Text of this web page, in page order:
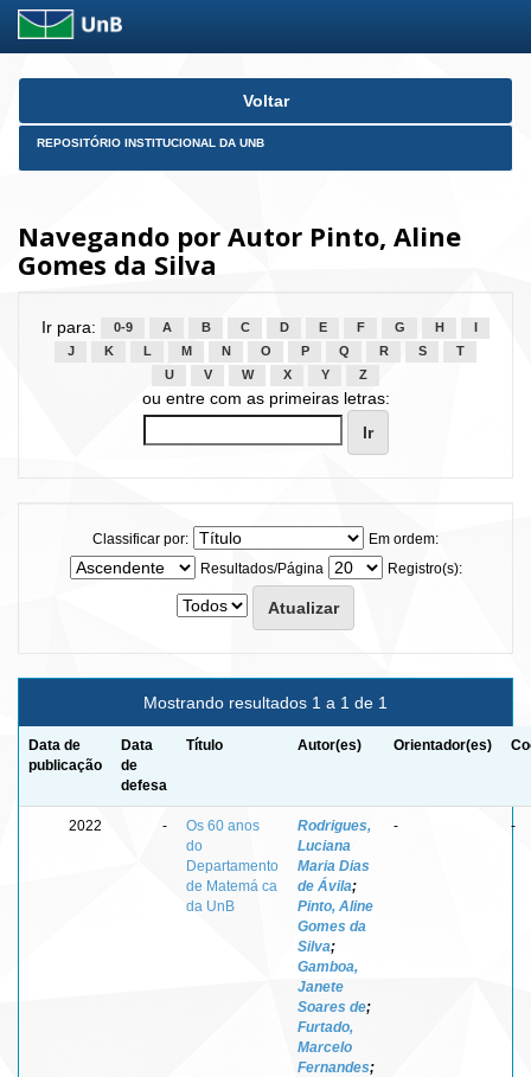
Skip
Voltar
REPOSITÓRIO INSTITUCIONAL DA UNB
Navegando por Autor Pinto, Aline
Gomes da Silva
Ir para: 0-9 A B C D E F G H
J
K L M N O P Q R S
T
U
V W X Y Z
ou entre com as primeiras letras:
Classificar por:
Em ordem:
Resultados/Página
Registro(s):
Mostrando resultados 1 a 1 de 1
Data de
publicação
Data
de
defesa
Título Autor(es) Orientador(es)
2022 -
Os 60 anos
do
Departamento
de Matemá ca
da UnB
Rodrigues,
Luciana
Maria Dias
de Ávila;
Pinto, Aline
Gomes da
Silva;
Gamboa,
Janete
Soares de;
Furtado,
Marcelo
Fernandes;
- -